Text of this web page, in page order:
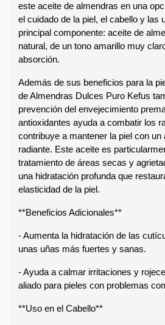
este aceite de almendras en una
el cuidado de la piel, el cabello y las
principal componente: aceite de
natural, de un tono amarillo muy
absorción.
Además de sus beneficios para la
de Almendras Dulces Puro Kefus
prevención del envejecimiento
antioxidantes ayuda a combatir los
contribuye a mantener la piel con un
radiante. Este aceite es
tratamiento de áreas secas y
una hidratación profunda que
elasticidad de la piel.
**Beneficios Adicionales**
- Aumenta la hidratación de las
unas uñas más fuertes y sanas.
- Ayuda a calmar irritaciones y
aliado para pieles con problemas
**Uso en el Cabello**